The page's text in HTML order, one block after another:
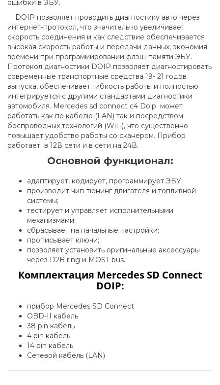
ошибки в ЭБУ.
DOIP позволяет проводить диагностику авто через
интернет-протокол, что значительно увеличивает
скорость соединения и как следствие обеспечивается
высокая скорость работы и передачи данных, экономия
времени при программировании флэш-памяти ЭБУ.
Протокол диагностики DOIP позволяет диагностировать
современные транспортные средства 19- 21 годов
выпуска, обеспечивает гибкость работы и полностью
интегрируется с другими стандартами диагностики
автомобиля. Mercedes sd connect c4 Doip может
работать как по кабелю (LAN) так и посредством
беспроводных технологий (WiFi), что существенно
повышает удобство работы со сканером. Прибор
работает в 12В сети и в сети на 24В.
Основной функционал:
адаптирует, кодирует, программирует ЭБУ;
производит чип-тюнинг двигателя и топливной
системы;
тестирует и управляет исполнительными
механизмами;
сбрасывает на начальные настройки;
прописывает ключи;
позволяет установить оригинальные аксессуары
через D2B ring и MOST bus.
Комплектация Mercedes SD Connect
DOIP:
прибор Mercedes SD Connect
OBD-II кабель
38 pin кабель
4 pin кабель
14 pin кабель
Сетевой кабель (LAN)